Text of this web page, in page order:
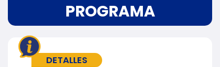
PROGRAMA
DETALLES